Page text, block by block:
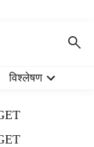
विश्लेषण